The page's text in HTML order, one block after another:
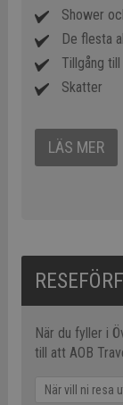
Shower
De flesta
Tillgång
Skatter
LÄS MER
När du fyller i
till att AOB